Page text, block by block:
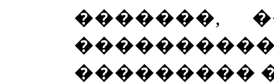
�������,
���������